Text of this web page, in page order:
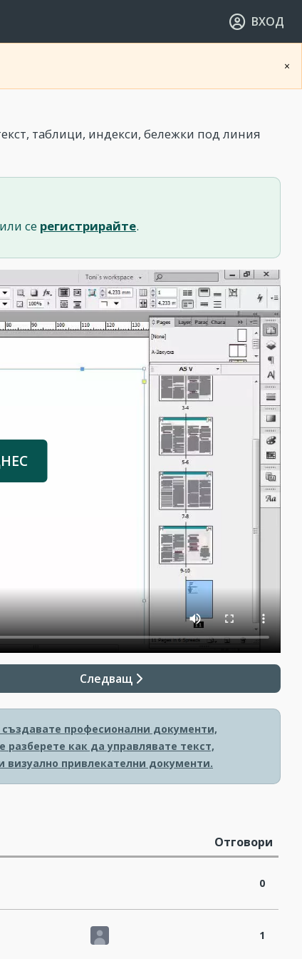
ВХОД
×
таблици, индекси, бележки под линия
или се регистрирайте.
Следващ
професионални документи,
как да управлявате текст,
привлекателни документи.
Отговори
0
1